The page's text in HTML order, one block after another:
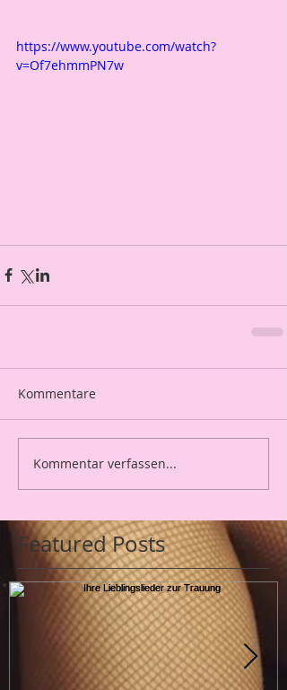
https://www.youtube.com/watch?
v=Of7ehmmPN7w
Kommentare
Kommentar verfassen...
Featured Posts